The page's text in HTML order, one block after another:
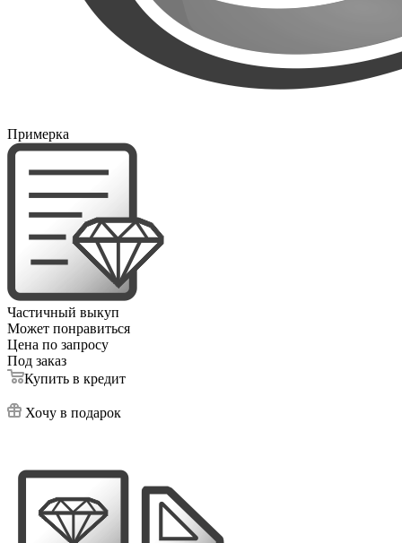
Примерка
Частичный выкуп
Может понравиться
Цена по запросу
Под заказ
Купить в кредит
Хочу в подарок